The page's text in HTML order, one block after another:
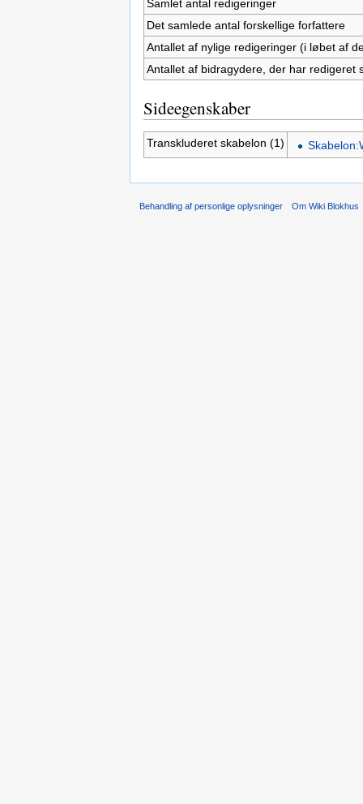
Samlet antal redigeringer
Det samlede antal forskellige forfattere
Antallet af nylige redigeringer (i løbet af
Antallet af bidragydere, der har redigeret
Sideegenskaber
Transkluderet skabelon (1)
Behandling af personlige oplysninger Om Wiki Blokhus